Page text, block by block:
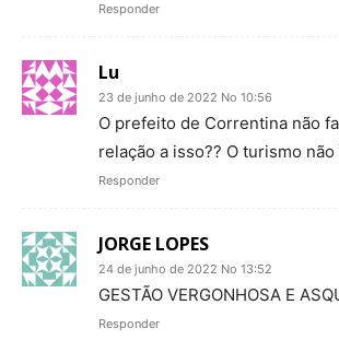
Responder
Lu
23 de junho de 2022 No 10:56
O prefeito de Correntina não
relação a isso?? O turismo
Responder
JORGE LOPES
24 de junho de 2022 No 13:52
GESTÃO VERGONHOSA E
Responder